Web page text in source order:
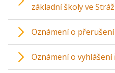
základní školy ve
Oznámení o
Oznámení o